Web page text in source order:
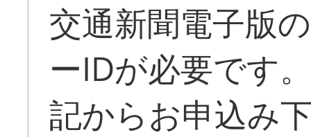
交通新聞電子版
ーIDが必要です
記からお申込み